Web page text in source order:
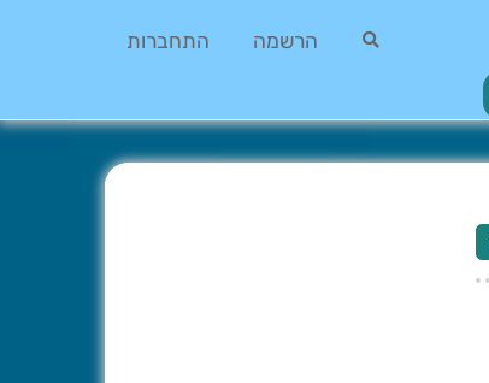
הרשמה התחברות